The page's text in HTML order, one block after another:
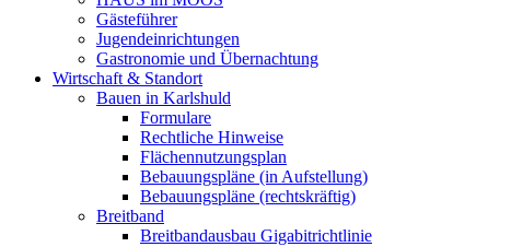
Gästeführer
Jugendeinrichtungen
Gastronomie und Übernachtung
Wirtschaft & Standort
Bauen in Karlshuld
Formulare
Rechtliche Hinweise
Flächennutzungsplan
Bebauungspläne (in Aufstellung)
Bebauungspläne (rechtskräftig)
Breitband
Breitbandausbau Gigabitrichtlinie